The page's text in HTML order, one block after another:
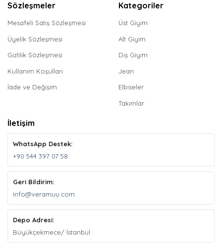
Sözleşmeler
Mesafeli Satış Sözleşmesi
Üyelik Sözleşmesi
Gizlilik Sözleşmesi
Kullanım Koşulları
İade ve Değişim
Kategoriler
Üst Giyim
Alt Giyim
Dış Giyim
Jean
Elbiseler
Takımlar
İletişim
WhatsApp Destek:
+90 544 397 07 58
Geri Bildirim:
info@veramuu.com
Depo Adresi:
Büyükçekmece/ İstanbul